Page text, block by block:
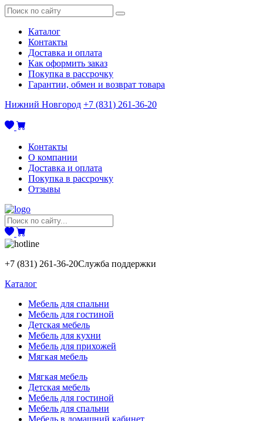
Каталог
Контакты
Доставка и оплата
Как оформить заказ
Покупка в рассрочку
Гарантии, обмен и возврат товара
Нижний Новгород +7 (831) 261-36-20
Контакты
О компании
Доставка и оплата
Покупка в рассрочку
Отзывы
+7 (831) 261-36-20Служба поддержки
Каталог
Мебель для спальни
Мебель для гостиной
Детская мебель
Мебель для кухни
Мебель для прихожей
Мягкая мебель
Мягкая мебель
Детская мебель
Мебель для гостиной
Мебель для спальни
Мебель в домашний кабинет